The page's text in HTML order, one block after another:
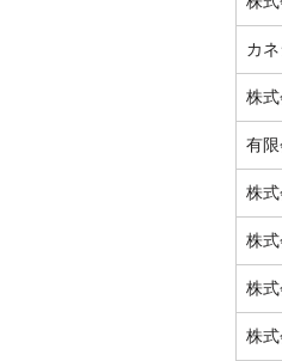
カ
株
有
株
株
株
株